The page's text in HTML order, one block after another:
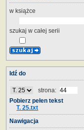
w książce
szukaj w całej serii
Idź do
strona:
Pobierz pełen tekst
T. 25.txt
Nawigacja